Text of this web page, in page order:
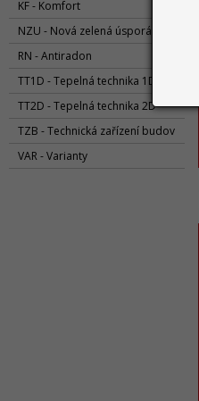
KF - Komfort
NZU - Nová zelená úsporám
RN - Antiradon
TT1D - Tepelná technika 1D
TT2D - Tepelná technika 2D
TZB - Technická zařízení budov
VAR - Varianty